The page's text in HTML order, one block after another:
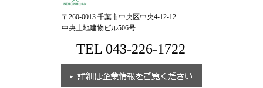
〒260-0013 千葉市中央区中央4-12-12
中央土地建物ビル506号
TEL 043-226-1722